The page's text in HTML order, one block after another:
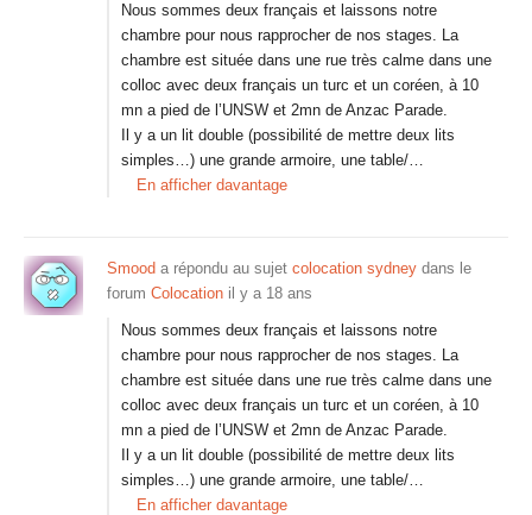
Nous sommes deux français et laissons notre
chambre pour nous rapprocher de nos stages. La
chambre est située dans une rue très calme dans une
colloc avec deux français un turc et un coréen, à 10
mn a pied de l’UNSW et 2mn de Anzac Parade.
Il y a un lit double (possibilité de mettre deux lits
simples…) une grande armoire, une table/…
En afficher davantage
Smood a répondu au sujet colocation sydney dans le
forum Colocation il y a 18 ans
Nous sommes deux français et laissons notre
chambre pour nous rapprocher de nos stages. La
chambre est située dans une rue très calme dans une
colloc avec deux français un turc et un coréen, à 10
mn a pied de l’UNSW et 2mn de Anzac Parade.
Il y a un lit double (possibilité de mettre deux lits
simples…) une grande armoire, une table/…
En afficher davantage